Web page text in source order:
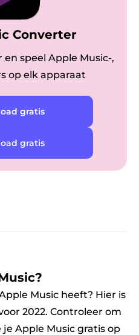
Converter
speel Apple Music-,
op elk apparaat
gratis
gratis
Music heeft? Hier is
2022. Controleer om
Apple Music gratis op